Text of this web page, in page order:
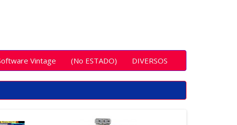
Vintage (No ESTADO) DIVERSOS